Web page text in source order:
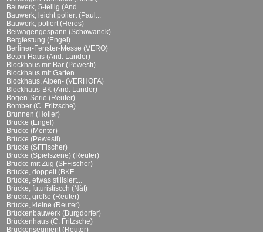
Bauwerk, 5-teilig (And....
Bauwerk, leicht poliert (Paul...
Bauwerk, poliert (Heros)
Beiwagengespann (Schowanek)
Bergfestung (Engel)
Berliner-Fenster-Messe (VERO)
Beton-Haus (And. Länder)
Blockhaus mit Bär (Pewesti)
Blockhaus mit Garten...
Blockhaus, Alpen- (VERHOFA)
Blockhaus-BK (And. Länder)
Bogen-Serie (Reuter)
Bomber (C. Fritzsche)
Brunnen (Holler)
Brücke (Engel)
Brücke (Mentor)
Brücke (Pewesti)
Brücke (SFFischer)
Brücke (Spielszene) (Reuter)
Brücke mit Zug (SFFischer)
Brücke, doppelt (BKF...
Brücke, etwas stilisiert...
Brücke, futuristiscch (Näf)
Brücke, große (Reuter)
Brücke, kleine (Reuter)
Brückenbauwerk (Burgdorfer)
Brückenhaus (C. Fritzsche)
Brückensegment (Reuter)